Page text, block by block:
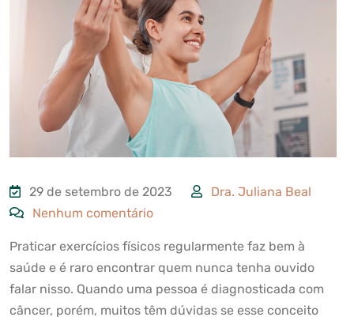
29 de setembro de 2023
Dra. Juliana Beal
Nenhum comentário
Praticar exercícios físicos regularmente faz bem à
saúde e é raro encontrar quem nunca tenha ouvido
falar nisso. Quando uma pessoa é diagnosticada com
câncer, porém, muitos têm dúvidas se esse conceito